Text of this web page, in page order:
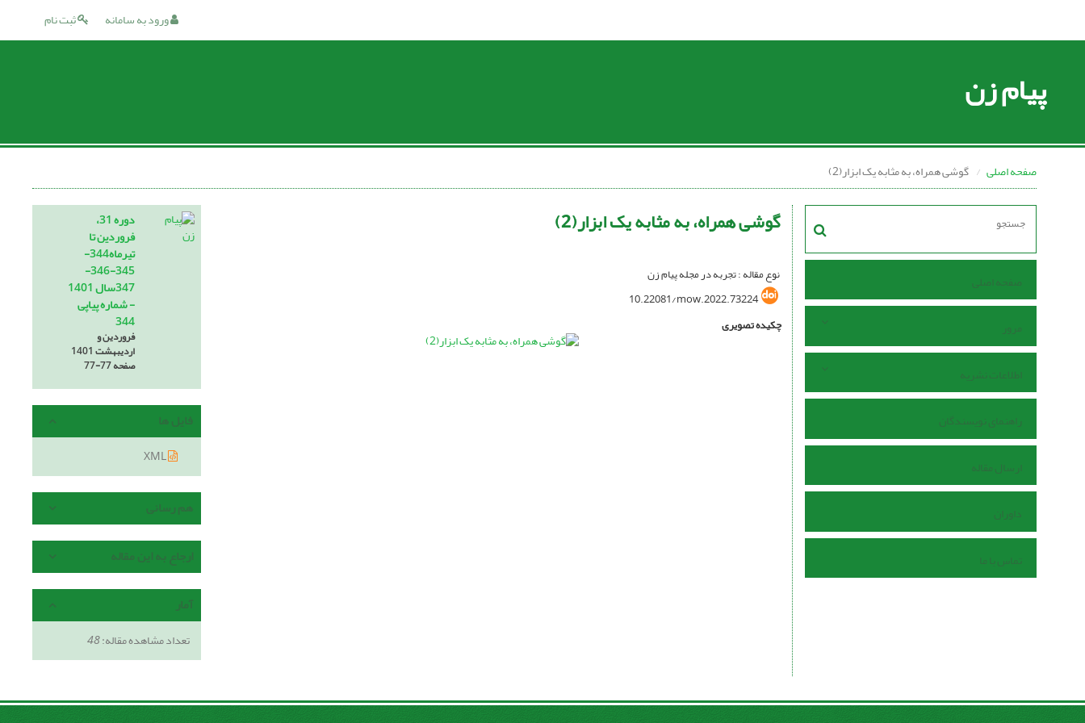
ثبت نام ورود به سامانه
پیام زن
صفحه اصلی گوشی همراه، به مثابه یک ابزار(2)
صفحه اصلی
مرور
اطلاعات نشریه
راهنمای نویسندگان
ارسال مقاله
داوران
تماس با ما
گوشی همراه، به مثابه یک ابزار(2)
نوع مقاله : تجربه در مجله پیام زن
10.22081/mow.2022.73224
چکیده تصویری
دوره 31،
فروردین تا
تیرماه344-
345-346-
347سال 1401
- شماره پیاپی
344
فروردین و
اردیبهشت 1401
صفحه77-77
فایل ها
XML
هم رسانی
ارجاع به این مقاله
آمار
تعداد مشاهده مقاله:48